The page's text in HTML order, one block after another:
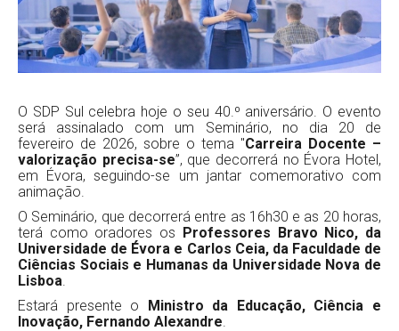
O SDP Sul celebra hoje o seu 40.º aniversário. O evento
será assinalado com um Seminário, no dia 20 de
fevereiro de 2026, sobre o tema "Carreira Docente –
valorização precisa-se”, que decorrerá no Évora Hotel,
em Évora, seguindo-se um jantar comemorativo com
animação.
O Seminário, que decorrerá entre as 16h30 e as 20 horas,
terá como oradores os Professores Bravo Nico, da
Universidade de Évora e Carlos Ceia, da Faculdade de
Ciências Sociais e Humanas da Universidade Nova de
Lisboa.
Estará presente o Ministro da Educação, Ciência e
Inovação, Fernando Alexandre.